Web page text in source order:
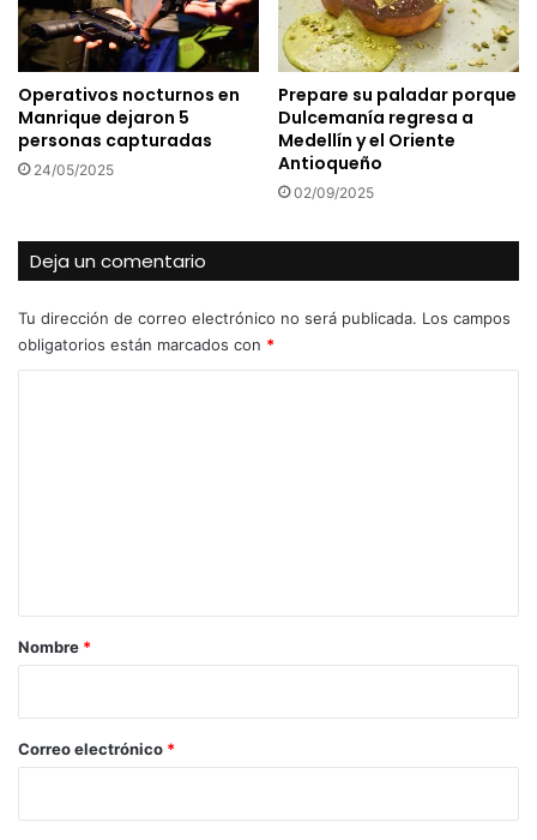
Operativos nocturnos en
Manrique dejaron 5
personas capturadas
24/05/2025
Prepare su paladar porque
Dulcemanía regresa a
Medellín y el Oriente
Antioqueño
02/09/2025
Deja un comentario
Tu dirección de correo electrónico no será publicada. Los campos
obligatorios están marcados con *
r
*
Nombre *
Correo electrónico *